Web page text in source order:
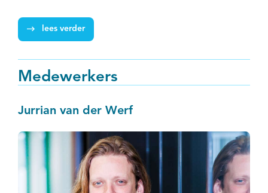
precies dezelfde manier in het epd geïmplementeerd
kan worden. Nictiz, IKNL en de Citrienprogramma’s
bron werkten samen aan deze
Zorginformatiebouwsteen TNM TumorClassificatie.
Terwijl nog gewerkt wordt aan een
dat willen al aan de slag met het inbouwen in het
epd.
lees verder
Medewerkers
Jurrian van der Werf